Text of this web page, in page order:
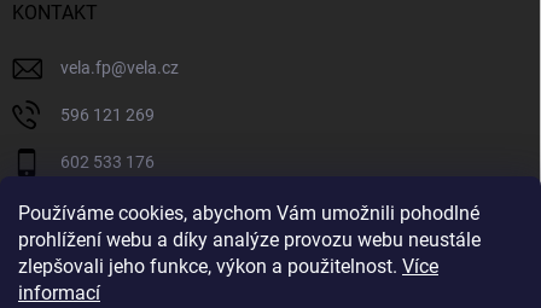
Používáme cookies, abychom Vám umožnili pohodlné
prohlížení webu a díky analýze provozu webu neustále
zlepšovali jeho funkce, výkon a použitelnost. Více
informací
KONTAKT
vela.fp@vela.cz
596 121 269
602 533 176
VELA CZECH
velaczech
https://www.youtube.com/@velaczech